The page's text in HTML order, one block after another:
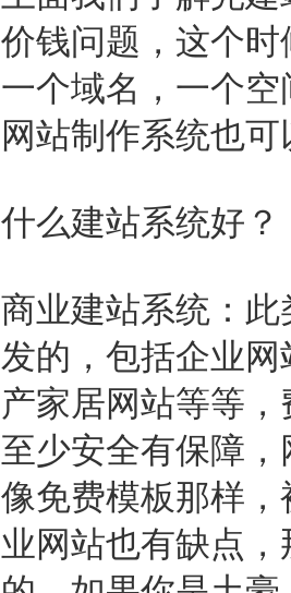
价钱问题，这个
一个域名，一个
网站制作系统也
什么建站系统好？
商业建站系统：
发的，包括企业
产家居网站等等
至少安全有保障
像免费模板那样
业网站也有缺点